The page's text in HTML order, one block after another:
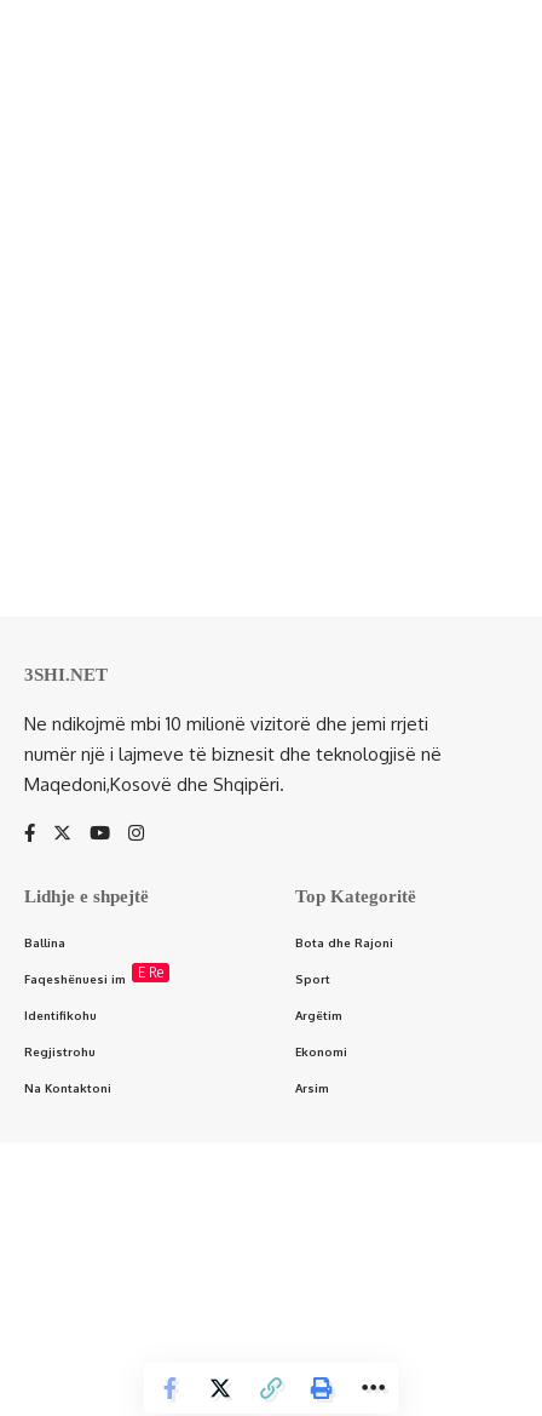
3SHI.NET
Ne ndikojmë mbi 10 milionë vizitorë dhe jemi rrjeti
numër një i lajmeve të biznesit dhe teknologjisë në
Maqedoni,Kosovë dhe Shqipëri.
Lidhje e shpejtë
Ballina
Faqeshënuesi im E Re
Identifikohu
Regjistrohu
Na Kontaktoni
Top Kategoritë
Bota dhe Rajoni
Sport
Argëtim
Ekonomi
Arsim